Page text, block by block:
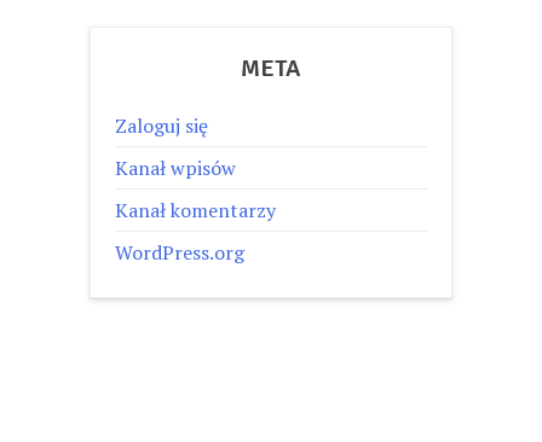
META
Zaloguj się
Kanał wpisów
Kanał komentarzy
WordPress.org